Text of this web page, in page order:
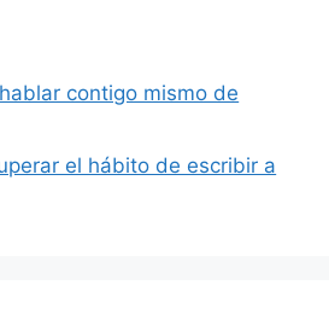
contigo mismo de
el hábito de escribir a